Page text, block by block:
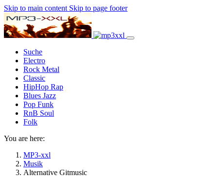
Skip to main content Skip to page footer
Suche
Electro
Rock Metal
Classic
HipHop Rap
Blues Jazz
Pop Funk
RnB Soul
Folk
You are here:
MP3-xxl
Musik
Alternative Gitmusic